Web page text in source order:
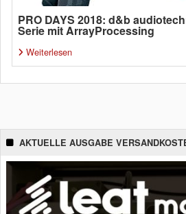
PRO DAYS 2018: d&b
Serie mit ArrayProcessing
Weiterlesen
AKTUELLE AUSGABE